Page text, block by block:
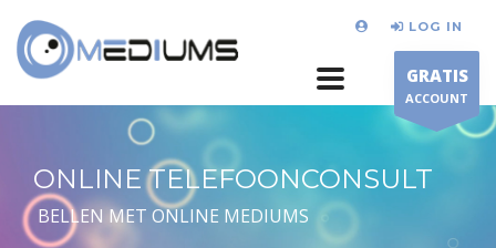
LOG IN
GRATIS
ACCOUNT
ONLINE TELEFOONCONSULT
BELLEN MET ONLINE MEDIUMS